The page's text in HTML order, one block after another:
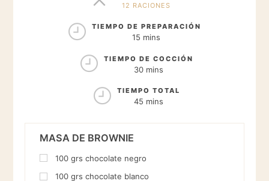
12 RACIONES
TIEMPO DE PREPARACIÓN
15 mins
TIEMPO DE COCCIÓN
30 mins
TIEMPO TOTAL
45 mins
MASA DE BROWNIE
100 grs chocolate negro
100 grs chocolate blanco